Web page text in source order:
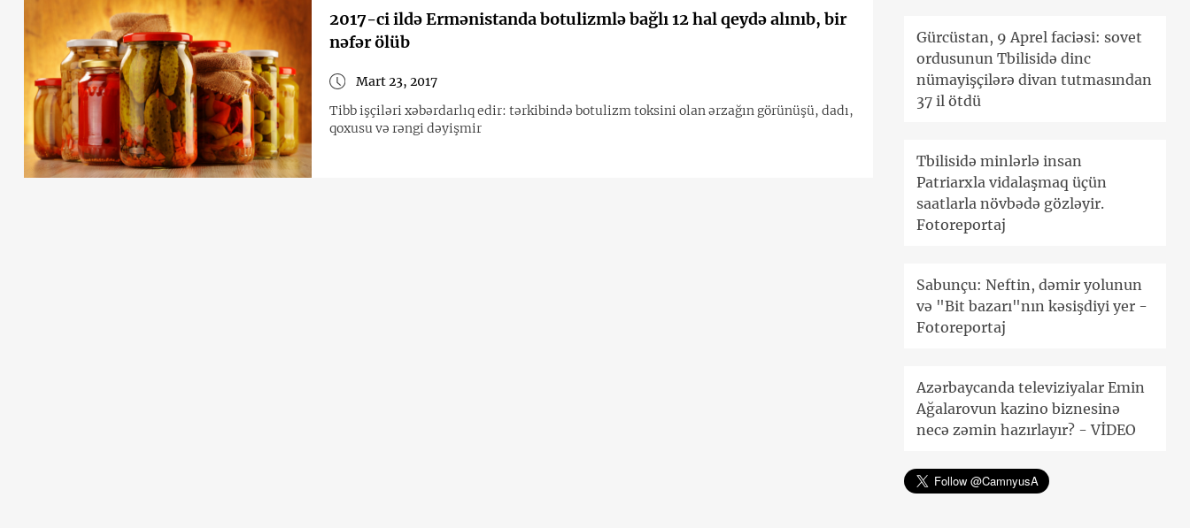
2017-ci ildə Ermənistanda botulizmlə bağlı 12 hal qeydə alınıb, bir
nəfər ölüb
Mart 23, 2017
Tibb işçiləri xəbərdarlıq edir: tərkibində botulizm toksini olan ərzağın görünüşü, dadı,
qoxusu və rəngi dəyişmir
Gürcüstan, 9 Aprel faciəsi: sovet
ordusunun Tbilisidə dinc
nümayişçilərə divan tutmasından
37 il ötdü
Tbilisidə minlərlə insan
Patriarxla vidalaşmaq üçün
saatlarla növbədə gözləyir.
Fotoreportaj
Sabunçu: Neftin, dəmir yolunun
və "Bit bazarı"nın kəsişdiyi yer -
Fotoreportaj
Azərbaycanda televiziyalar Emin
Ağalarovun kazino biznesinə
necə zəmin hazırlayır? - VİDEO